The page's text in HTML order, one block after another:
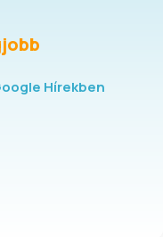
Hírekben